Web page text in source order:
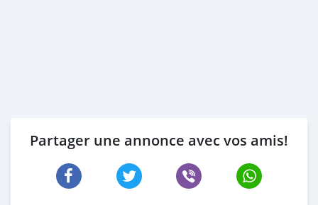
Partager une annonce avec vos amis!